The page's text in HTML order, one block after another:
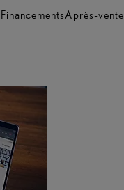
FinancementsAprès-vente